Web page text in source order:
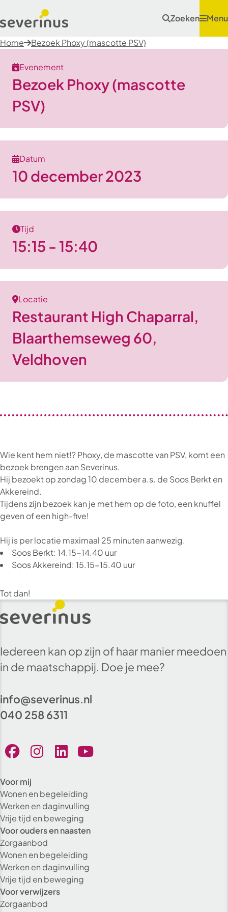
Zoeken Menu
Home Bezoek Phoxy (mascotte PSV)
Evenement
Bezoek Phoxy (mascotte
PSV)
Datum
10 december 2023
Tijd
15:15 - 15:40
Locatie
Restaurant High Chaparral,
Blaarthemseweg 60,
Veldhoven
Wie kent hem niet!? Phoxy, de mascotte van PSV, komt een
bezoek brengen aan Severinus.
Hij bezoekt op zondag 10 december a.s. de Soos Berkt en
Akkereind.
Tijdens zijn bezoek kan je met hem op de foto, een knuffel
geven of een high-five!
Hij is per locatie maximaal 25 minuten aanwezig.
Soos Berkt: 14.15-14.40 uur
Soos Akkereind: 15.15-15.40 uur
Tot dan!
Iedereen kan op zijn of haar manier meedoen
in de maatschappij. Doe je mee?
info@severinus.nl
040 258 6311
Voor mij
Wonen en begeleiding
Werken en daginvulling
Vrije tijd en beweging
Voor ouders en naasten
Zorgaanbod
Wonen en begeleiding
Werken en daginvulling
Vrije tijd en beweging
Voor verwijzers
Zorgaanbod